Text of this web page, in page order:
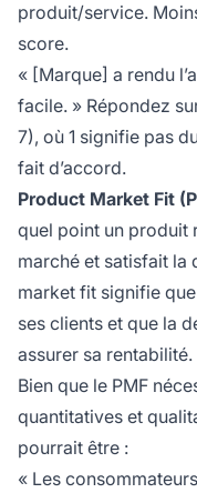
produit/service.
score.
« [Marque] a rendu
facile. » Répondez
7), où 1 signifie pas
fait d’accord.
Product Market Fit
quel point un produit
marché et satisfait la
market fit signifie
ses clients et que la
assurer sa rentabilité.
Bien que le PMF
quantitatives et
pourrait être :
« Les